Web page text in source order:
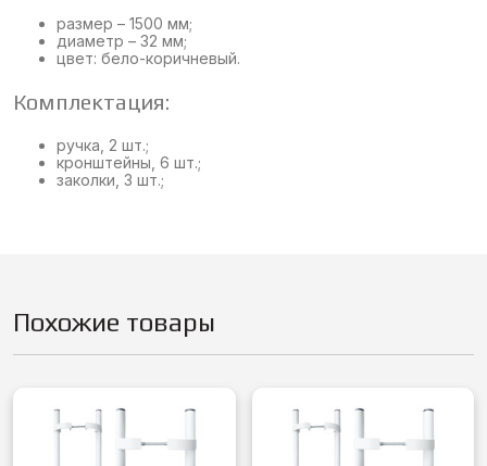
размер – 1500 мм;
диаметр – 32 мм;
цвет: бело-коричневый.
Комплектация:
ручка, 2 шт.;
кронштейны, 6 шт.;
заколки, 3 шт.;
Похожие товары